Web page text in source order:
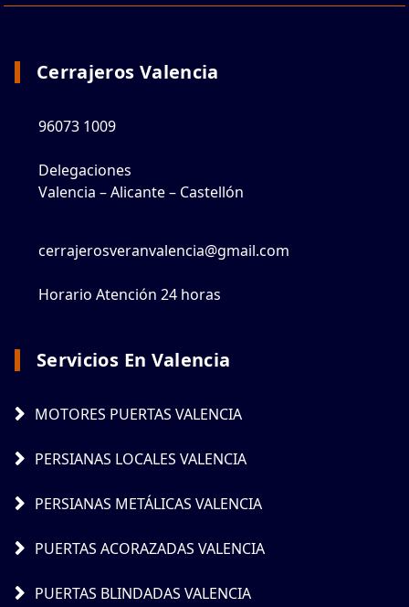
Cerrajeros Valencia
96073 1009
Delegaciones
Valencia – Alicante – Castellón
cerrajerosveranvalencia@gmail.com
Horario Atención 24 horas
Servicios En Valencia
MOTORES PUERTAS VALENCIA
PERSIANAS LOCALES VALENCIA
PERSIANAS METÁLICAS VALENCIA
PUERTAS ACORAZADAS VALENCIA
PUERTAS BLINDADAS VALENCIA